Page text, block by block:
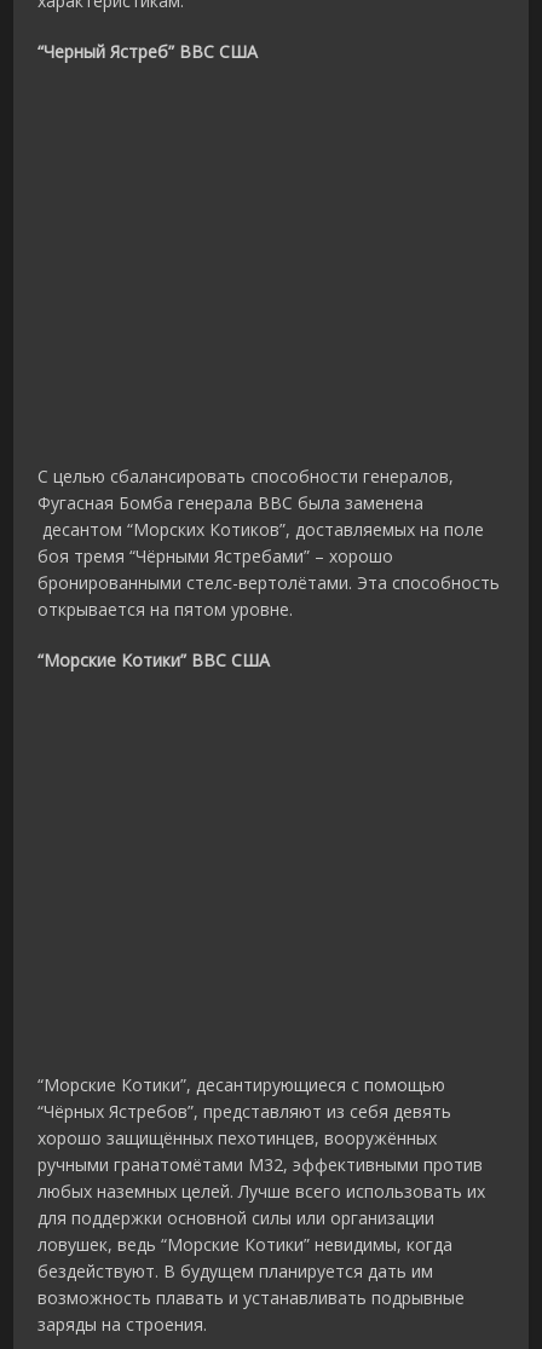
“Черный Ястреб” ВВС США
С целью сбалансировать способности генералов,
Фугасная Бомба генерала ВВС была заменена
десантом “Морских Котиков”, доставляемых на поле
боя тремя “Чёрными Ястребами” – хорошо
бронированными стелс-вертолётами. Эта способность
открывается на пятом уровне.
“Морские Котики” ВВС США
“Морские Котики”, десантирующиеся с помощью
“Чёрных Ястребов”, представляют из себя девять
хорошо защищённых пехотинцев, вооружённых
ручными гранатомётами M32, эффективными против
любых наземных целей. Лучше всего использовать их
для поддержки основной силы или организации
ловушек, ведь “Морские Котики” невидимы, когда
бездействуют. В будущем планируется дать им
возможность плавать и устанавливать подрывные
заряды на строения.